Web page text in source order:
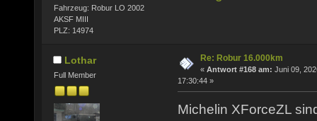
Fahrzeug: Robur LO 2002
AKSF MIII
PLZ: 14974
Lothar
Full Member
Re: Robur 16.000km
« Antwort #168 am: Juni 09,
17:30:44 »
Michelin XForceZL